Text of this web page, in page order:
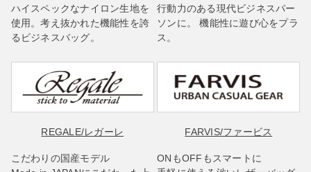
ハイスペックなナイロン生地を
使用。考え抜かれた機能性を誇
るビジネスバッグ。
行動力のある現代ビジネスパー
ソンに。 機能性に遊び心をプラ
ス。
REGALE/レガーレ
こだわりの国産モデル
FARVIS/ファービス
ONもOFFもスマートに